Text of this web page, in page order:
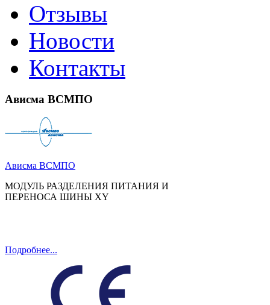
Отзывы
Новости
Контакты
Ависма ВСМПО
Ависма ВСМПО
МОДУЛЬ РАЗДЕЛЕНИЯ ПИТАНИЯ И
ПЕРЕНОСА ШИНЫ XY
Подробнее...